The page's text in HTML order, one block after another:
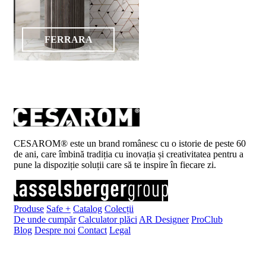
FERRARA
CESAROM® este un brand românesc cu o istorie de peste 60
de ani, care îmbină tradiția cu inovația și creativitatea pentru a
pune la dispoziție soluții care să te inspire în fiecare zi.
Produse Safe + Catalog Colecții
De unde cumpăr Calculator plăci AR Designer ProClub
Blog Despre noi Contact Legal